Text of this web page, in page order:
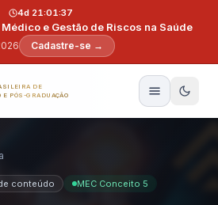
e Gestão de Riscos na Saúde
4d 21:01:37
Cadastre-se →
DE
E PÓS-GRADUAÇÃO
conteúdo MEC Conceito 5